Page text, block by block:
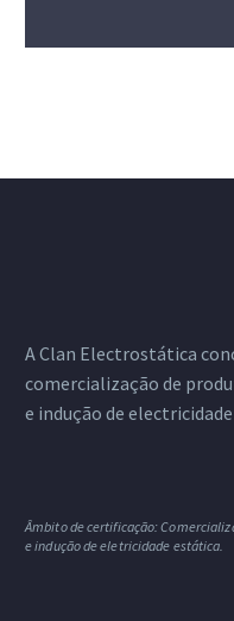
A Clan Electrostática
comercialização de
e indução de
Âmbito de certificação:
e indução de eletricidade estática.